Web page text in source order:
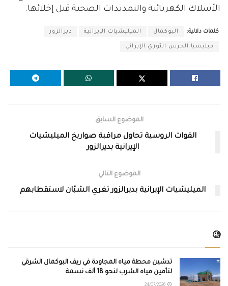
الأسلاك الكهربائية والتمديدات الصحية قبل إخلائها.
كلمات دلالية: البوكمال الميليشيات الإيرانية ديرالزور
ميليشيا الحرس الثوري الإيراني
الموضوع السابق
القوات الروسية تحاول مراقبة صواريخ الميليشيات
الإيرانية بديرالزور
الموضوع التالي
الميليشيات الإيرانية بديرالزور تغري الشبّان لاستقطابهم
🧐
تدشين محطة مياه المجاودة في ريف البوكمال الشرقي
لتأمين مياه الشرب لنحو 18 ألف نسمة